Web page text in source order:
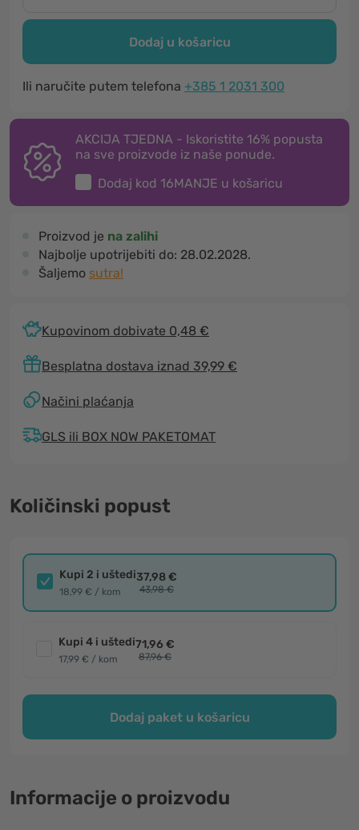
Dodaj u košaricu
Ili naručite putem telefona +385 1 2031 300
AKCIJA TJEDNA - Iskoristite 16% popusta
na sve proizvode iz naše ponude.
Dodaj kod 16MANJE u košaricu
Proizvod je na zalihi
Najbolje upotrijebiti do: 28.02.2028.
Šaljemo sutra!
Kupovinom dobivate 0,48 €
Besplatna dostava iznad 39,99 €
Načini plaćanja
GLS ili BOX NOW PAKETOMAT
Količinski popust
Kupi 2 i uštedi
18,99 € / kom
37,98 €
43,98 €
Kupi 4 i uštedi
17,99 € / kom
71,96 €
87,96 €
Dodaj paket u košaricu
Informacije o proizvodu